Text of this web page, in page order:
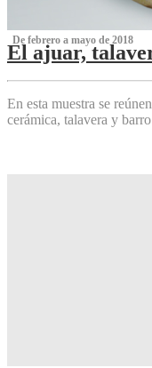
‌ De febrero a mayo de 2018
El ajuar,
‌
En esta muestra se
cerámica, talavera y